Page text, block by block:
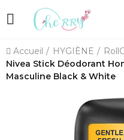
Accueil HYGIÈNE
Nivea Stick Déodorant
Masculine Black & White